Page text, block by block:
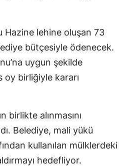
Hazine lehine oluşan 73
bütçesiyle ödenecek.
uygun şekilde
oy birliğiyle kararı
birlikte alınmasını
Belediye, mali yükü
kullanılan mülklerdeki
hedefliyor.